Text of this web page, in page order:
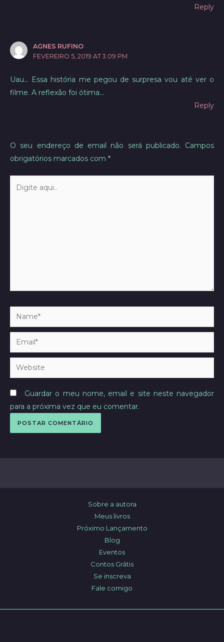
Reply
AGNES RUFINO
FEVEREIRO 5, 2019 AT 3:09 PM
Uau… Essa história me pegou de surpresa vou até ver o
filme. A reflexão foi ótima…
Reply
O seu endereço de email não será publicado. Campos
obrigatórios marcados com *
aqui..
Name*
Email*
Website
Guardar o meu nome, email e site neste navegador
para a próxima vez que eu comentar.
Sobre a autora
Meus livros
Próximo Lançamento
Blog
Eventos
Contos Grátis
Se inscreva
Fale comigo